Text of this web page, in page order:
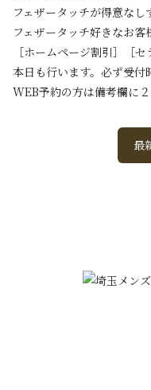
フェザータッチが得意なし
フェザータッチ好きなお客
［ホームページ割引］［
本日も行います。必ず受付
WEB予約の方は備考欄に
最